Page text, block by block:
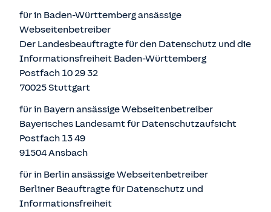
für in Baden-Württemberg ansässige
Webseitenbetreiber
Der Landesbeauftragte für den Datenschutz und die
Informationsfreiheit Baden-Württemberg
Postfach 10 29 32
70025 Stuttgart
für in Bayern ansässige Webseitenbetreiber
Bayerisches Landesamt für Datenschutzaufsicht
Postfach 13 49
91504 Ansbach
für in Berlin ansässige Webseitenbetreiber
Berliner Beauftragte für Datenschutz und
Informationsfreiheit